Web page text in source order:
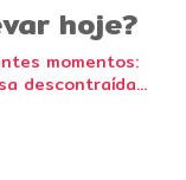
hoje?
momentos:
descontraída...